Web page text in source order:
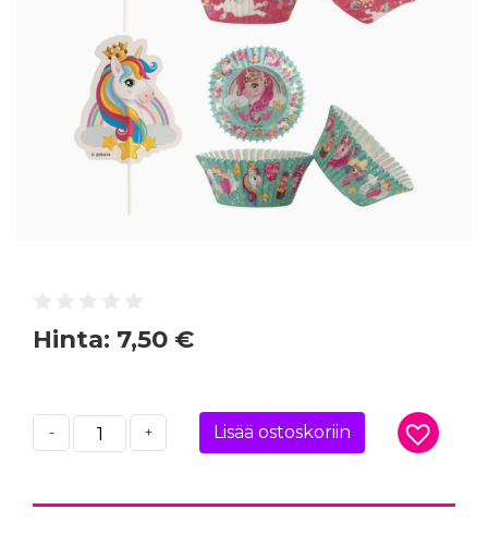
Hinta: 7,50 €
- + Lisää ostoskoriin